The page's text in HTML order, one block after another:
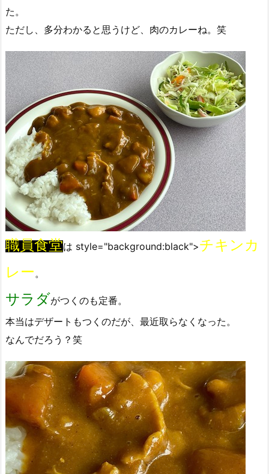
た。
ただし、多分わかると思うけど、肉のカレーね。笑
職員食堂は style="background:black">チキンカ
レー 。
サラダがつくのも定番。
本当はデザートもつくのだが、最近取らなくなった。
なんでだろう？笑